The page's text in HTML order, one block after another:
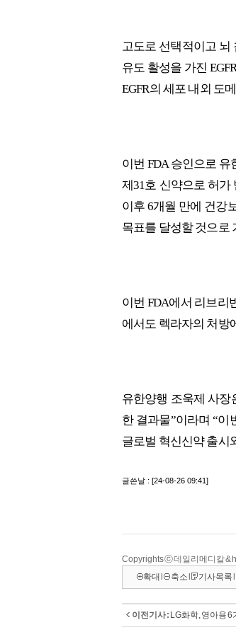
Copyrights ⓒ 데일리메디칼 &
확대
축소 기사목록
이전기사 : LG화학, 영아용